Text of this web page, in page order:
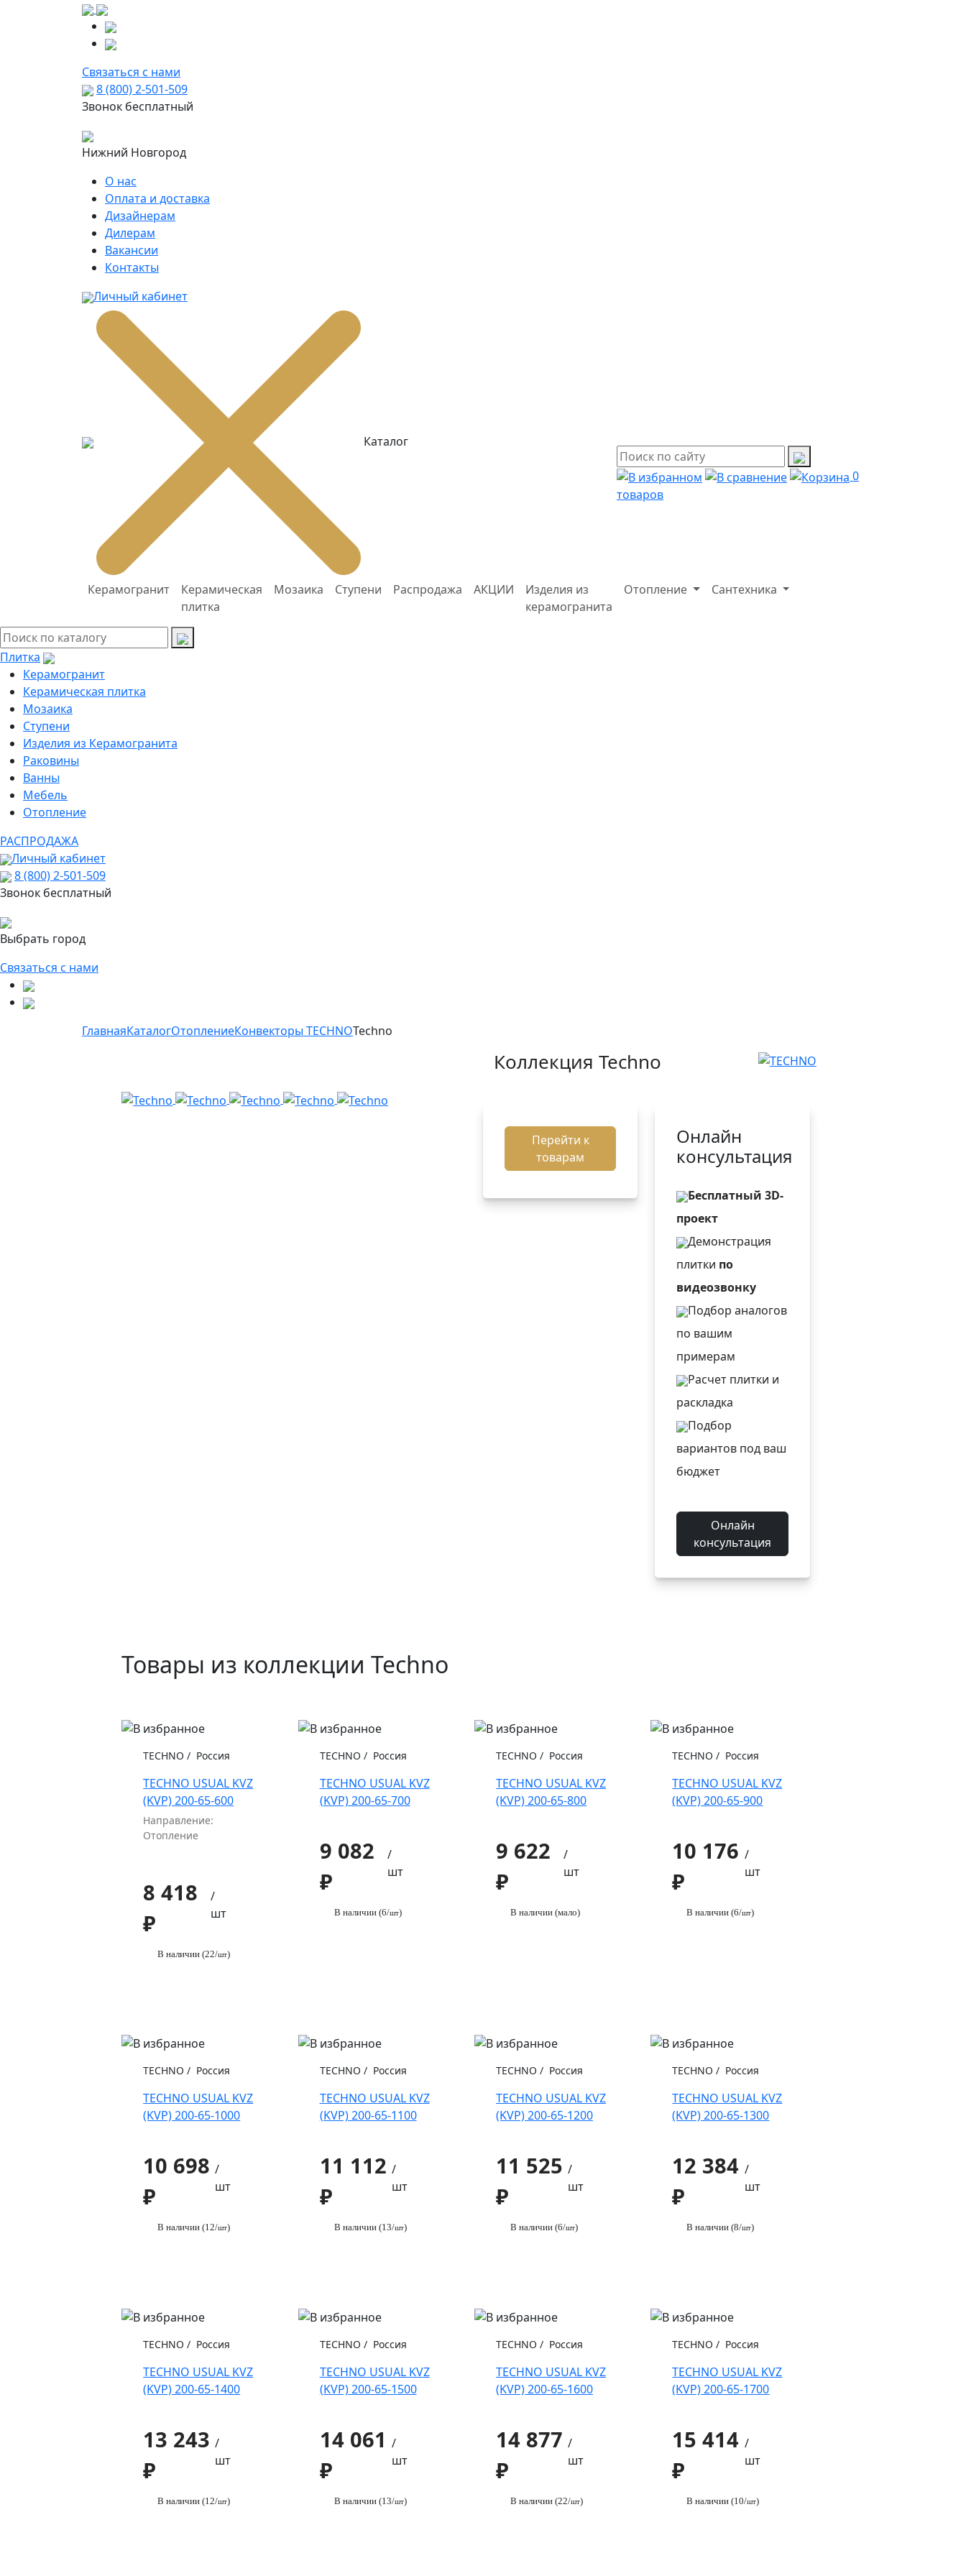
Связаться с нами
8 (800) 2-501-509
Звонок бесплатный
Нижний Новгород
О нас
Оплата и доставка
Дизайнерам
Дилерам
Вакансии
Контакты
Личный кабинет
Каталог
Керамогранит
Керамическая
плитка
Мозаика Ступени Распродажа АКЦИИ
Изделия из
керамогранита
Отопление Сантехника
0
товаров
Плитка
Керамогранит
Керамическая плитка
Мозаика
Ступени
Изделия из Керамогранита
Раковины
Ванны
Мебель
Отопление
РАСПРОДАЖА
Личный кабинет
8 (800) 2-501-509
Звонок бесплатный
Выбрать город
Связаться с нами
ГлавнаяКаталогОтоплениеКонвекторы TECHNOTechno
Коллекция Techno
Перейти к
товарам
Онлайн
консультация
Бесплатный 3D-
проект
Демонстрация
плитки по
видеозвонку
Подбор аналогов
по вашим
примерам
Расчет плитки и
раскладка
Подбор
вариантов под ваш
бюджет
Онлайн
консультация
Товары из коллекции Techno
TECHNO / Россия
TECHNO USUAL KVZ
(KVP) 200-65-600
Направление:
Отопление
8 418
₽
/
шт
В наличии (22/шт)
TECHNO / Россия
TECHNO USUAL KVZ
(KVP) 200-65-700
9 082
₽
/
шт
В наличии (6/шт)
TECHNO / Россия
TECHNO USUAL KVZ
(KVP) 200-65-800
9 622
₽
/
шт
В наличии (мало)
TECHNO / Россия
TECHNO USUAL KVZ
(KVP) 200-65-900
10 176
₽
/
шт
В наличии (6/шт)
TECHNO / Россия
TECHNO USUAL KVZ
(KVP) 200-65-1000
10 698
₽
/
шт
В наличии (12/шт)
TECHNO / Россия
TECHNO USUAL KVZ
(KVP) 200-65-1100
11 112
₽
/
шт
В наличии (13/шт)
TECHNO / Россия
TECHNO USUAL KVZ
(KVP) 200-65-1200
11 525
₽
/
шт
В наличии (6/шт)
TECHNO / Россия
TECHNO USUAL KVZ
(KVP) 200-65-1300
12 384
₽
/
шт
В наличии (8/шт)
TECHNO / Россия
TECHNO USUAL KVZ
(KVP) 200-65-1400
13 243
₽
/
шт
В наличии (12/шт)
TECHNO / Россия
TECHNO USUAL KVZ
(KVP) 200-65-1500
14 061
₽
/
шт
В наличии (13/шт)
TECHNO / Россия
TECHNO USUAL KVZ
(KVP) 200-65-1600
14 877
₽
/
шт
В наличии (22/шт)
TECHNO / Россия
TECHNO USUAL KVZ
(KVP) 200-65-1700
15 414
₽
/
шт
В наличии (10/шт)